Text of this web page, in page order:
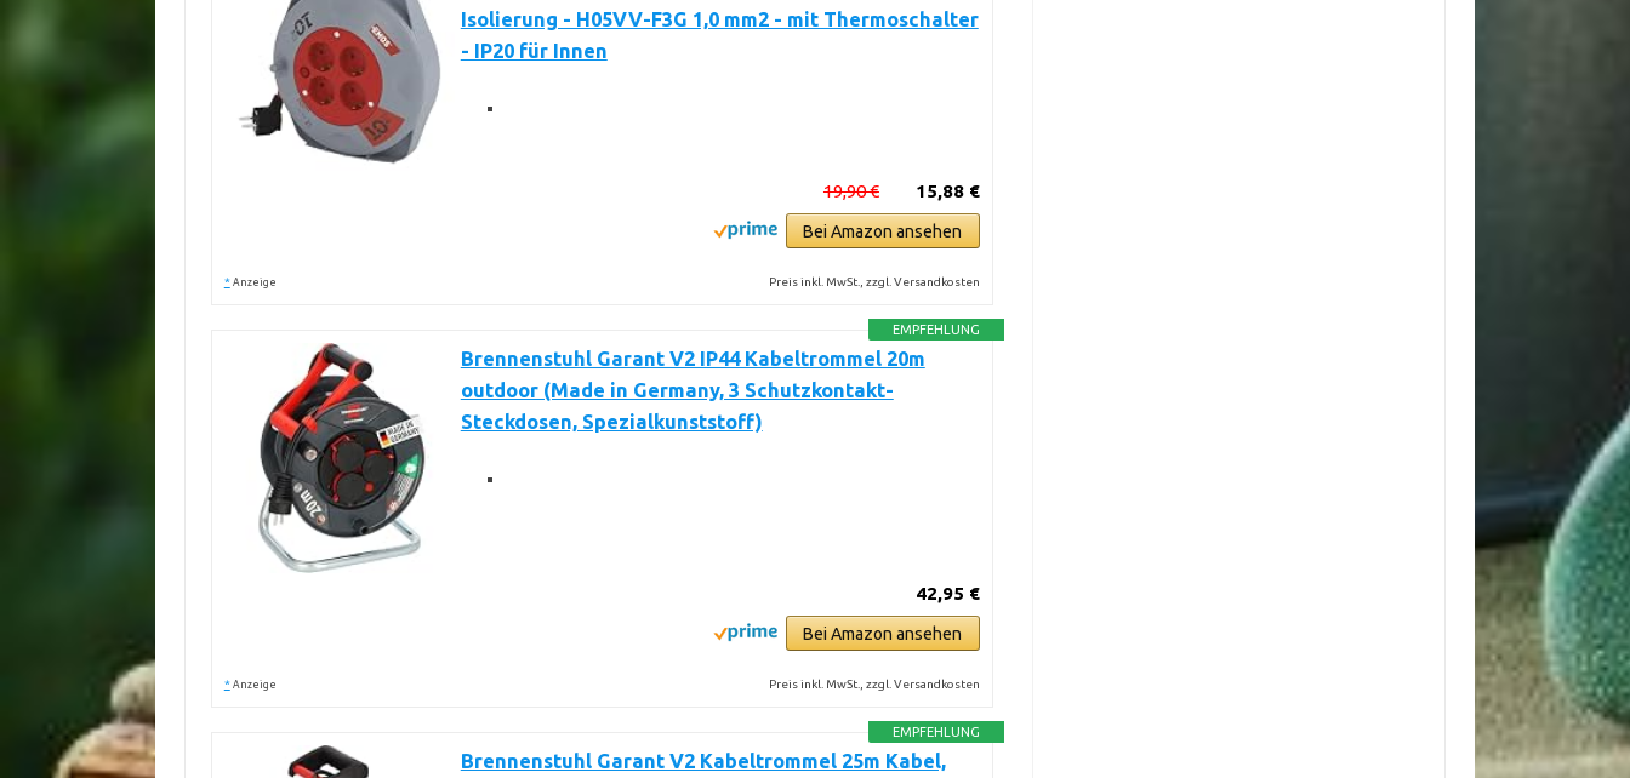
Isolierung - H05VV-F3G 1,0 mm2 - mit Thermoschalter
- IP20 für Innen
15,88 €
19,90 €
Bei Amazon ansehen
* Anzeige Preis inkl. MwSt., zzgl. Versandkosten
EMPFEHLUNG
Brennenstuhl Garant V2 IP44 Kabeltrommel 20m
outdoor (Made in Germany, 3 Schutzkontakt-
Steckdosen, Spezialkunststoff)
42,95 €
Bei Amazon ansehen
* Anzeige Preis inkl. MwSt., zzgl. Versandkosten
EMPFEHLUNG
Brennenstuhl Garant V2 Kabeltrommel 25m Kabel,